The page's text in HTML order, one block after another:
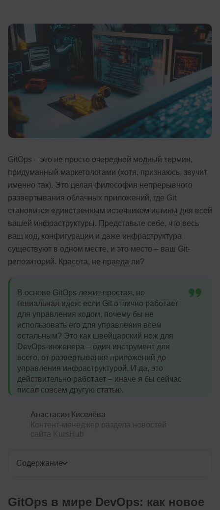
GitOps – это не просто очередной модный термин,
придуманный маркетологами (хотя, признаюсь, звучит
именно так). Это целая философия непрерывного
развертывания облачных приложений, где Git
становится единственным источником истины для всей
вашей инфраструктуры. Представьте себе, что весь
ваш код, конфигурации и даже инфраструктура
существуют в одном месте, и это место – ваш Git-
репозиторий. Красота, не правда ли?
В основе GitOps лежит простая, но
гениальная идея: если Git отлично работает
для управления кодом, почему бы не
использовать его для управления всем
остальным? Это как швейцарский нож для
DevOps-инженера – один инструмент для
всего, от развертывания приложений до
управления инфраструктурой. И да, это
действительно работает – иначе я бы сейчас
писал совсем другую статью.
Анастасия Киселёва
Содержание
GitOps в мире DevOps: как новое
Детям
Акции и промокоды
Рейтинг онлайн-школ